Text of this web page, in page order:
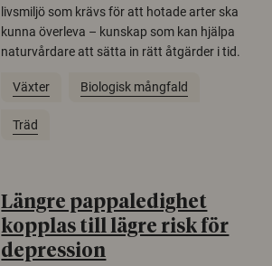
livsmiljö som krävs för att hotade arter ska
kunna överleva – kunskap som kan hjälpa
naturvårdare att sätta in rätt åtgärder i tid.
Växter Biologisk mångfald
Träd
Längre pappaledighet
kopplas till lägre risk för
depression